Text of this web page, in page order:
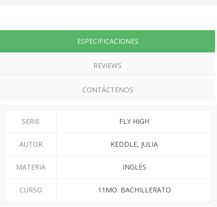
ESPECIFICACIONES
REVIEWS
CONTÁCTENOS
SERIE FLY HIGH
AUTOR KEDDLE, JULIA
MATERIA INGLÉS
CURSO 11MO. BACHILLERATO